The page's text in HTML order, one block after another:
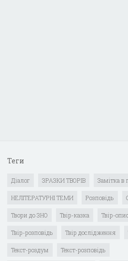
Теги
Діалог ЗРАЗКИ ТВОРІВ Замітка в
НЕЛІТЕРАТУРНІ ТЕМИ Розповідь
Твори до ЗНО Твір-казка Твір-опис
Твір-розповідь Твір дослідження
Текст-роздум Текст-розповідь